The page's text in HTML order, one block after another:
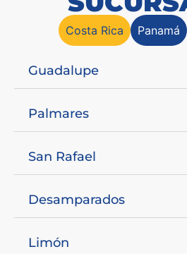
Costa Rica Panamá
Guadalupe
Palmares
San Rafael
Desamparados
Limón